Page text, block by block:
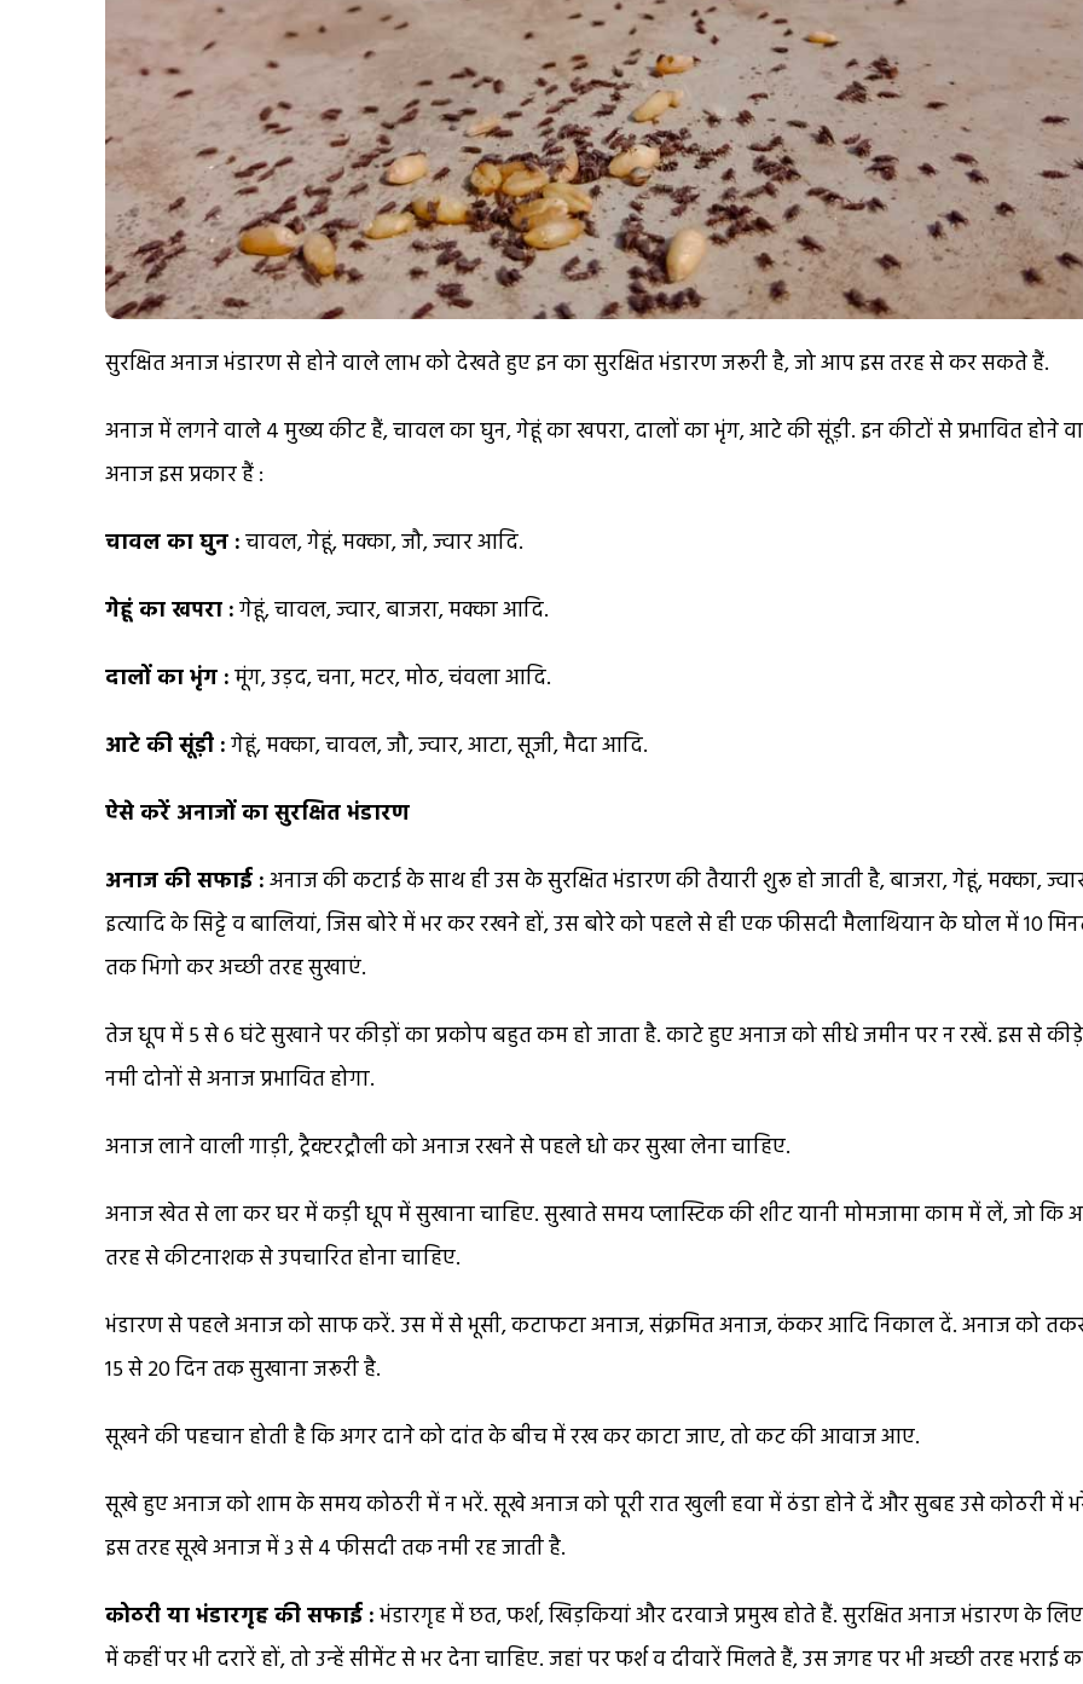
सुरक्षित अनाज भंडारण से होने वाले लाभ को देखते हुए इन का सुरक्षित भंडारण जरूरी है, जो आप इस तरह से कर सकते हैं.
अनाज में लगने वाले 4 मुख्य कीट हैं, चावल का घुन, गेहूं का खपरा, दालों का भृंग, आटे की सूंड़ी. इन कीटों से प्रभावित होने
अनाज इस प्रकार हैं :
चावल का घुन :चावल, गेहूं, मक्का, जौ, ज्वार आदि.
गेहूं का खपरा :गेहूं, चावल, ज्वार, बाजरा, मक्का आदि.
दालों का भृंग :मूंग, उड़द, चना, मटर, मोठ, चंवला आदि.
आटे की सूंड़ी :गेहूं, मक्का, चावल, जौ, ज्वार, आटा, सूजी, मैदा आदि.
ऐसे करें अनाजों का सुरक्षित भंडारण
अनाज की सफाई :अनाज की कटाई के साथ ही उस के सुरक्षित भंडारण की तैयारी शुरू हो जाती है, बाजरा, गेहूं, मक्का,
इत्यादि के सिट्टे व बालियां, जिस बोरे में भर कर रखने हों, उस बोरे को पहले से ही एक फीसदी मैलाथियान के घोल में 10
तक भिगो कर अच्छी तरह सुखाएं.
तेज धूप में 5 से 6 घंटे सुखाने पर कीड़ों का प्रकोप बहुत कम हो जाता है. काटे हुए अनाज को सीधे जमीन पर न रखें. इस से
नमी दोनों से अनाज प्रभावित होगा.
अनाज लाने वाली गाड़ी, ट्रैक्टरट्रौली को अनाज रखने से पहले धो कर सुखा लेना चाहिए.
अनाज खेत से ला कर घर में कड़ी धूप में सुखाना चाहिए. सुखाते समय प्लास्टिक की शीट यानी मोमजामा काम में लें, जो कि
तरह से कीटनाशक से उपचारित होना चाहिए.
भंडारण से पहले अनाज को साफ करें. उस में से भूसी, कटाफटा अनाज, संक्रमित अनाज, कंकर आदि निकाल दें. अनाज को
15 से 20 दिन तक सुखाना जरूरी है.
सूखने की पहचान होती है कि अगर दाने को दांत के बीच में रख कर काटा जाए, तो कट की आवाज आए.
सूखे हुए अनाज को शाम के समय कोठरी में न भरें. सूखे अनाज को पूरी रात खुली हवा में ठंडा होने दें और सुबह उसे कोठरी में
इस तरह सूखे अनाज में 3 से 4 फीसदी तक नमी रह जाती है.
कोठरी या भंडारगृह की सफाई :भंडारगृह में छत, फर्श, खिड़कियां और दरवाजे प्रमुख होते हैं. सुरक्षित अनाज भंडारण के
में कहीं पर भी दरारें हों, तो उन्हें सीमेंट से भर देना चाहिए. जहां पर फर्श व दीवारें मिलते हैं, उस जगह पर भी अच्छी तरह भराई